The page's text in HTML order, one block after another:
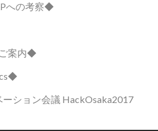
への考察◆
案内◆
ション会議 HackOsaka2017